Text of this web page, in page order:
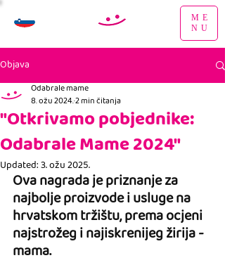
ME
NU
Objava
"Otkrivamo pobjednike:
Odabrale Mame 2024"
Odabrale mame
8. ožu 2024.2 min čitanja
Updated:3. ožu 2025.
Ova nagrada je priznanje za
najbolje proizvode i usluge na
hrvatskom tržištu, prema ocjeni
najstrožeg i najiskrenijeg žirija -
mama.